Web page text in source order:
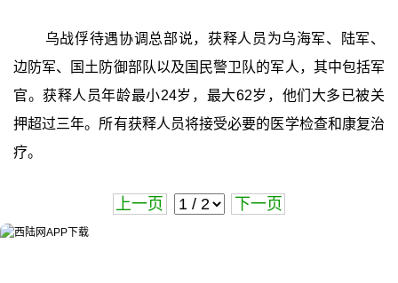
乌战俘待遇协调总部说，获释人员为乌海军、陆军、
边防军、国土防御部队以及国民警卫队的军人，其中包括军
官。获释人员年龄最小24岁，最大62岁，他们大多已被关
押超过三年。所有获释人员将接受必要的医学检查和康复治
疗。
上一页 下一页